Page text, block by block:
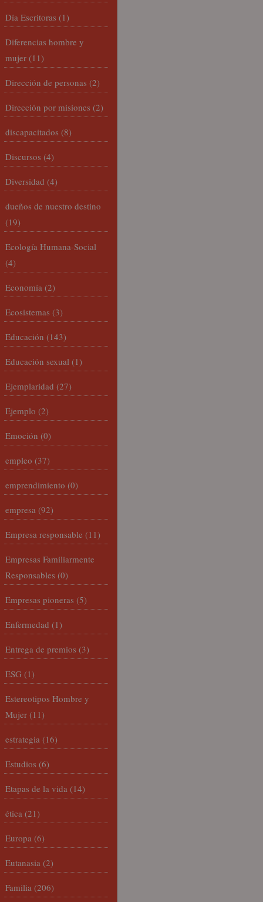
Día Escritoras (1)
Diferencias hombre y
mujer (11)
Dirección de personas (2)
Dirección por misiones (2)
discapacitados (8)
Discursos (4)
Diversidad (4)
dueños de nuestro destino
(19)
Ecología Humana-Social
(4)
Economía (2)
Ecosistemas (3)
Educación (143)
Educación sexual (1)
Ejemplaridad (27)
Ejemplo (2)
Emoción (0)
empleo (37)
emprendimiento (0)
empresa (92)
Empresa responsable (11)
Empresas Familiarmente
Responsables (0)
Empresas pioneras (5)
Enfermedad (1)
Entrega de premios (3)
ESG (1)
Estereotipos Hombre y
Mujer (11)
estrategia (16)
Estudios (6)
Etapas de la vida (14)
ética (21)
Europa (6)
Eutanasia (2)
Familia (206)